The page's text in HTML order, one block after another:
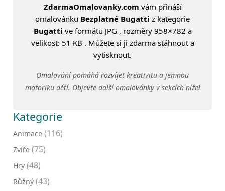
ZdarmaOmalovanky.com vám přináší
omalovánku Bezplatné Bugatti z kategorie
Bugatti ve formátu JPG , rozměry 958×782 a
velikost: 51 KB . Můžete si ji zdarma stáhnout a
vytisknout.
Omalování pomáhá rozvíjet kreativitu a jemnou
motoriku dětí. Objevte další omalovánky v sekcích níže!
Kategorie
Animace (116)
Zvíře (75)
Hry (48)
Růžný (43)